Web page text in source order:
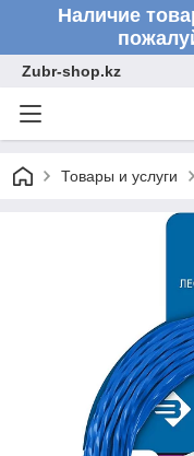
Наличие
Zubr-shop.kz
Товары и услуги